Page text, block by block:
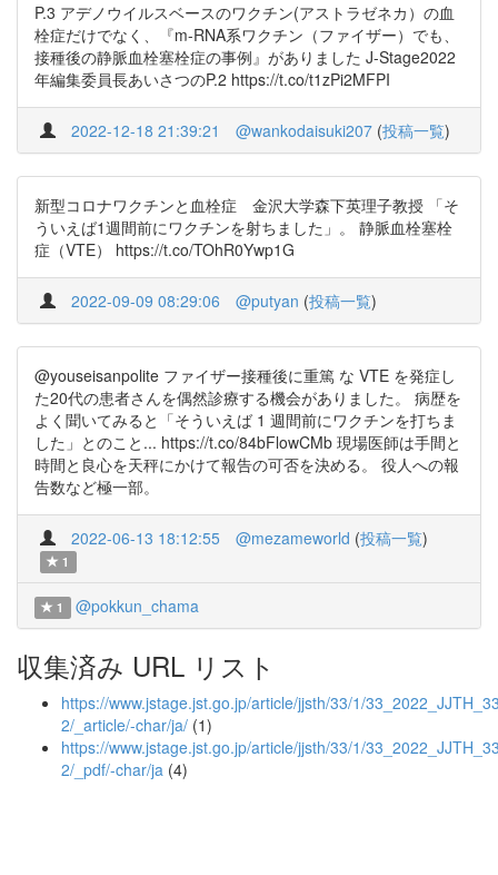
P.3 アデノウイルスベースのワクチン(アストラゼネカ）の血
栓症だけでなく、『m-RNA系ワクチン（ファイザー）でも、
接種後の静脈血栓塞栓症の事例』がありました J-Stage2022
年編集委員長あいさつのP.2 https://t.co/t1zPi2MFPI
2022-12-18 21:39:21 @wankodaisuki207 (投稿一覧)
新型コロナワクチンと血栓症 金沢大学森下英理子教授 「そ
ういえば1週間前にワクチンを射ちました」。 静脈血栓塞栓
症（VTE） https://t.co/TOhR0Ywp1G
2022-09-09 08:29:06 @putyan (投稿一覧)
@youseisanpolite ファイザー接種後に重篤 な VTE を発症し
た20代の患者さんを偶然診療する機会がありました。 病歴を
よく聞いてみると「そういえば 1 週間前にワクチンを打ちま
した」とのこと... https://t.co/84bFlowCMb 現場医師は手間と
時間と良心を天秤にかけて報告の可否を決める。 役人への報
告数など極一部。
2022-06-13 18:12:55 @mezameworld (投稿一覧)
1
1 @pokkun_chama
収集済み URL リスト
https://www.jstage.jst.go.jp/article/jjsth/33/1/
2/_article/-char/ja/ (1)
https://www.jstage.jst.go.jp/article/jjsth/33/1/
2/_pdf/-char/ja (4)